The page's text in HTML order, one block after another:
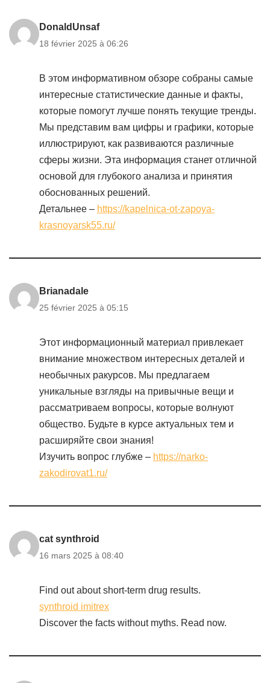
DonaldUnsaf
18 février 2025 à 06:26
В этом информативном обзоре собраны самые
интересные статистические данные и факты,
которые помогут лучше понять текущие тренды.
Мы представим вам цифры и графики, которые
иллюстрируют, как развиваются различные
сферы жизни. Эта информация станет отличной
основой для глубокого анализа и принятия
обоснованных решений.
Детальнее – https://kapelnica-ot-zapoya-
krasnoyarsk55.ru/
Brianadale
25 février 2025 à 05:15
Этот информационный материал привлекает
внимание множеством интересных деталей и
необычных ракурсов. Мы предлагаем
уникальные взгляды на привычные вещи и
рассматриваем вопросы, которые волнуют
общество. Будьте в курсе актуальных тем и
расширяйте свои знания!
Изучить вопрос глубже – https://narko-
zakodirovat1.ru/
cat synthroid
16 mars 2025 à 08:40
Find out about short-term drug results.
synthroid imitrex
Discover the facts without myths. Read now.